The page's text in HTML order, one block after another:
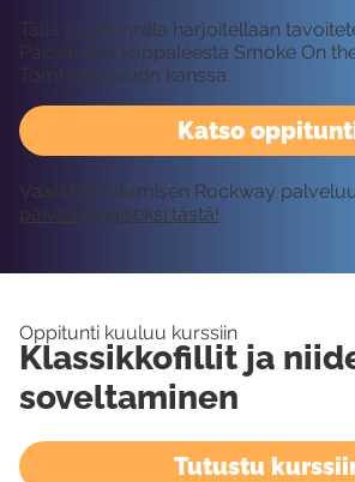
Katso
Tällä oppitunnilla harjoitellaan
Paicen filliä kappaleesta Smoke On
Tomi Salesvuon kanssa.
Vaatii kirjautumisen Rockway
päivää ilmaiseksi tästä!
Oppitunti kuuluu kurssiin
Klassikkofillit ja
soveltaminen
Tutustu